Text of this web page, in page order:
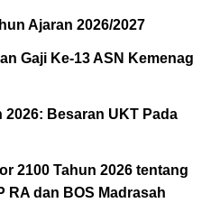
Ajaran 2026/2027
Gaji Ke-13 ASN Kemenag
2026: Besaran UKT Pada
2100 Tahun 2026 tentang
RA dan BOS Madrasah